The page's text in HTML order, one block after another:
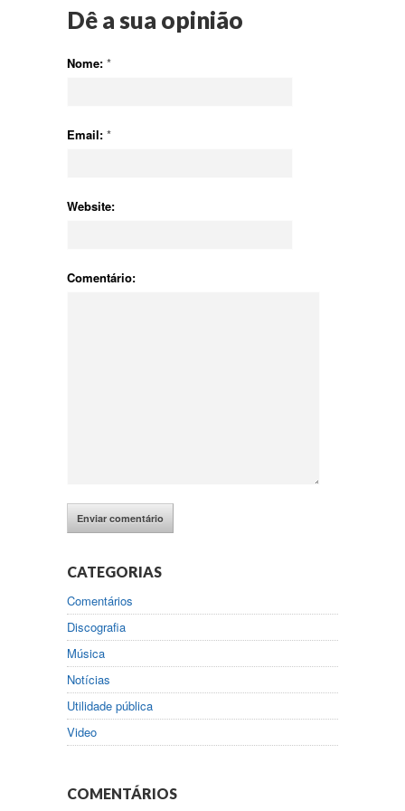
Dê a sua opinião
Nome: *
Email: *
Website:
Comentário:
CATEGORIAS
Comentários
Discografia
Música
Notícias
Utilidade pública
Video
COMENTÁRIOS